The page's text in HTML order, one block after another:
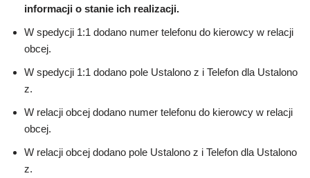
informacji o stanie ich realizacji.
W spedycji 1:1 dodano numer telefonu do kierowcy w relacji
obcej.
W spedycji 1:1 dodano pole Ustalono z i Telefon dla Ustalono
z.
W relacji obcej dodano numer telefonu do kierowcy w relacji
obcej.
W relacji obcej dodano pole Ustalono z i Telefon dla Ustalono
z.